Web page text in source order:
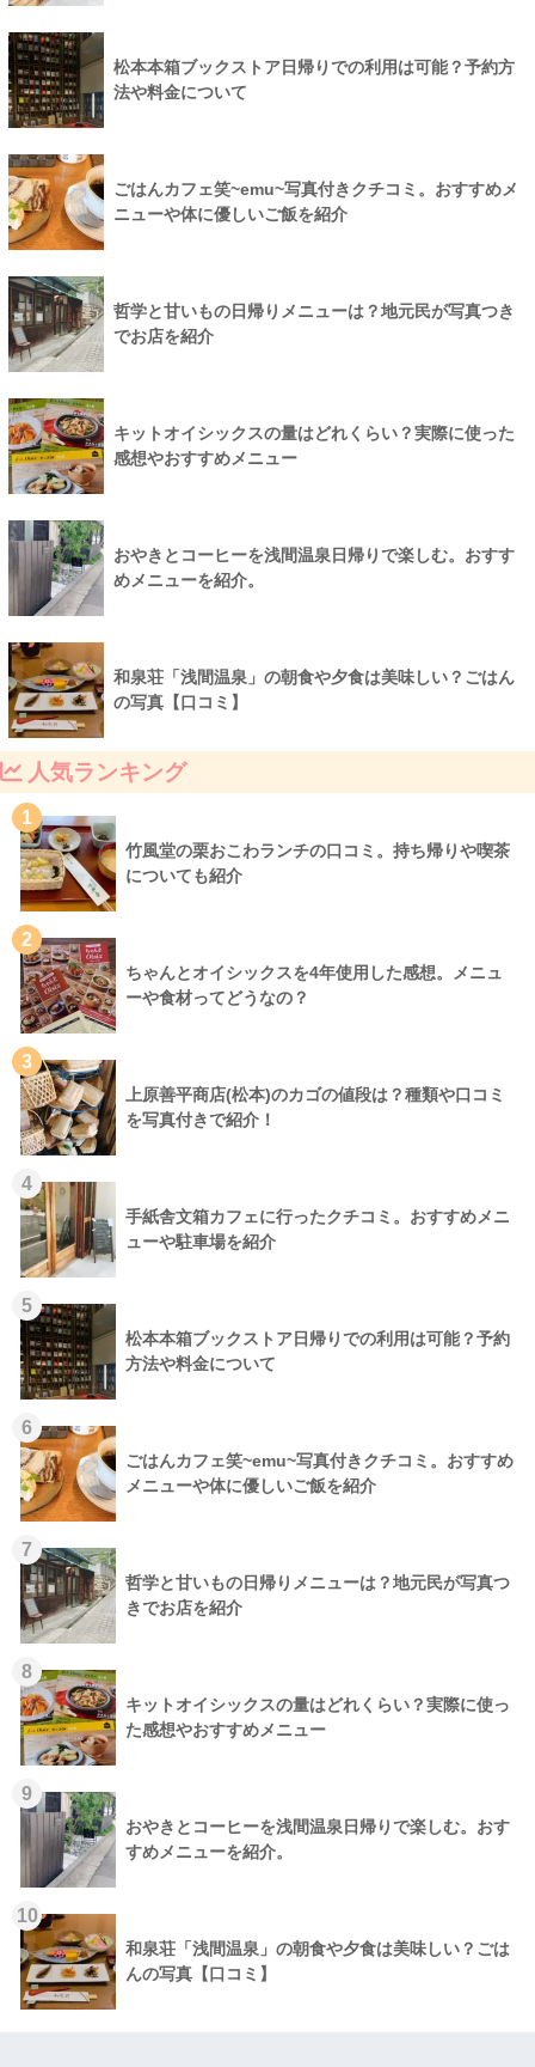
松本本箱ブックストア日帰りでの利用は可能？予約方
法や料金について
ごはんカフェ笑~emu~写真付きクチコミ。おすすめメ
ニューや体に優しいご飯を紹介
哲学と甘いもの日帰りメニューは？地元民が写真つき
でお店を紹介
キットオイシックスの量はどれくらい？実際に使った
感想やおすすめメニュー
おやきとコーヒーを浅間温泉日帰りで楽しむ。おすす
めメニューを紹介。
和泉荘「浅間温泉」の朝食や夕食は美味しい？ごはん
の写真【口コミ】
人気ランキング
1
竹風堂の栗おこわランチの口コミ。持ち帰りや喫茶
についても紹介
2
ちゃんとオイシックスを4年使用した感想。メニュ
ーや食材ってどうなの？
3
上原善平商店(松本)のカゴの値段は？種類や口コミ
を写真付きで紹介！
4
手紙舎文箱カフェに行ったクチコミ。おすすめメニ
ューや駐車場を紹介
5
松本本箱ブックストア日帰りでの利用は可能？予約
方法や料金について
6
ごはんカフェ笑~emu~写真付きクチコミ。おすすめ
メニューや体に優しいご飯を紹介
7
哲学と甘いもの日帰りメニューは？地元民が写真つ
きでお店を紹介
8
キットオイシックスの量はどれくらい？実際に使っ
た感想やおすすめメニュー
9
おやきとコーヒーを浅間温泉日帰りで楽しむ。おす
すめメニューを紹介。
10
和泉荘「浅間温泉」の朝食や夕食は美味しい？ごは
んの写真【口コミ】